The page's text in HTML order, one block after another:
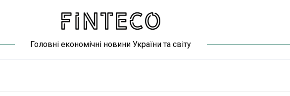
Головні економічні новини України та світу